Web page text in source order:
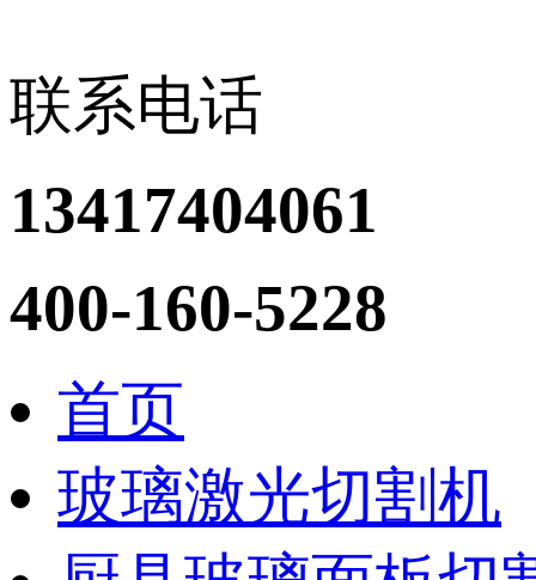
联系电话
13417404061
400-160-5228
首页
玻璃激光切割机